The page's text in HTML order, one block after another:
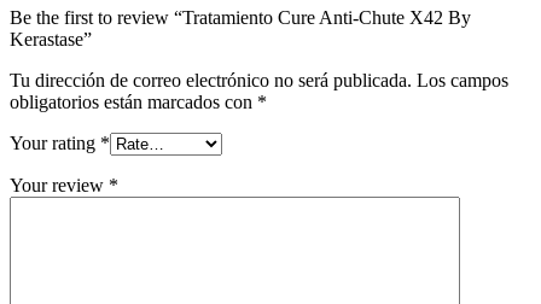
Be the first to review “Tratamiento Cure Anti-Chute X42 By
Kerastase”
Tu dirección de correo electrónico no será publicada. Los campos
obligatorios están marcados con *
Your rating *
Your review *